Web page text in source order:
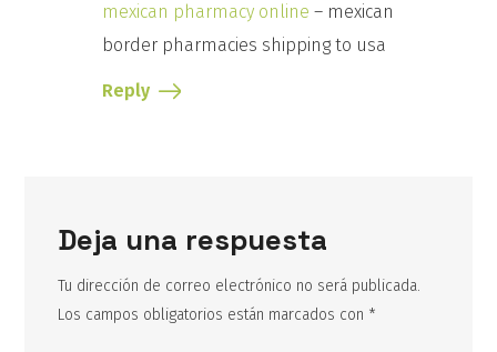
mexican pharmacy online – mexican
border pharmacies shipping to usa
Reply
Deja una respuesta
Tu dirección de correo electrónico no será publicada.
Los campos obligatorios están marcados con *